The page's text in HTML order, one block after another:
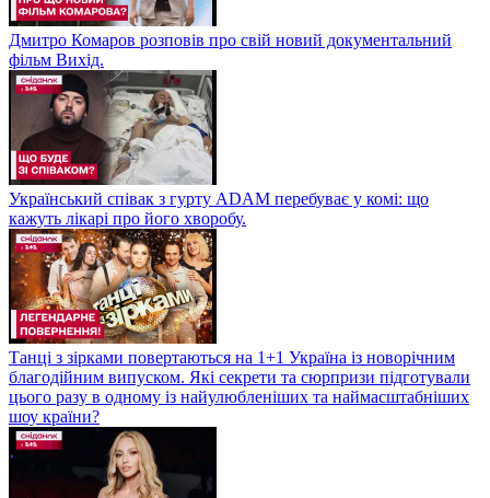
Дмитро Комаров розповів про свій новий документальний
фільм Вихід.
Український співак з гурту ADAM перебуває у комі: що
кажуть лікарі про його хворобу.
Танці з зірками повертаються на 1+1 Україна із новорічним
благодійним випуском. Які секрети та сюрпризи підготували
цього разу в одному із найулюбленіших та наймасштабніших
шоу країни?